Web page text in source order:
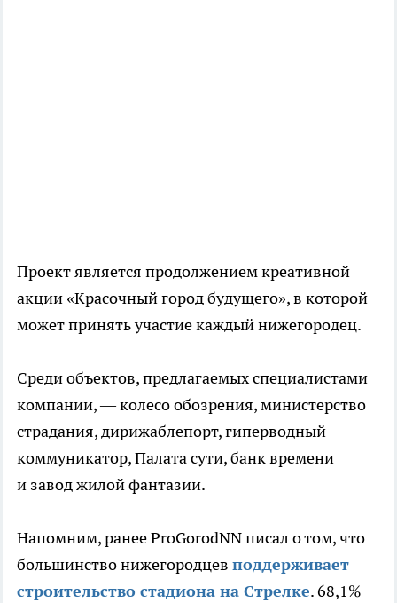
Проект является продолжением креативной
акции «Красочный город будущего», в которой
может принять участие каждый нижегородец.
Среди объектов, предлагаемых специалистами
компании, — колесо обозрения, министерство
страдания, дирижаблепорт, гиперводный
коммуникатор, Палата сути, банк времени
и завод жилой фантазии.
Напомним, ранее ProGorodNN писал о том, что
большинство нижегородцев поддерживает
строительство стадиона на Стрелке. 68,1%